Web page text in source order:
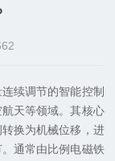
续调节的智能控制
天等领域。其核心
换为机械位移，进
通常由比例电磁铁